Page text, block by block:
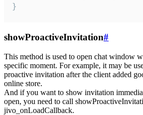
}
showProactiveInvitation#
This method is used to open chat window
specific moment. For example, it may be
proactive invitation after the client added
online store.
And if you want to show invitation
open, you need to call
jivo_onLoadCallback.